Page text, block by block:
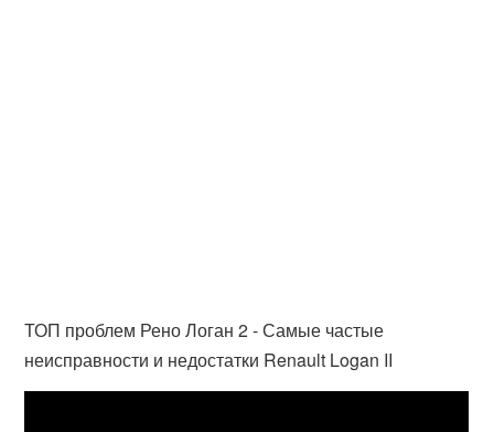
ТОП проблем Рено Логан 2 - Самые частые
неисправности и недостатки Renault Logan II